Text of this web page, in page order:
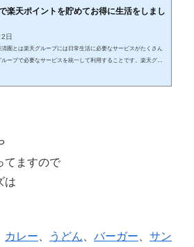
楽天ポイントを貯めてお得に生活をしまし
日
圏とは楽天グループには日常生活に必要なサービスがたくさん
ープで必要なサービスを統一して利用することです。楽天グル
てますので
は
カレー うどん バーガー
サン